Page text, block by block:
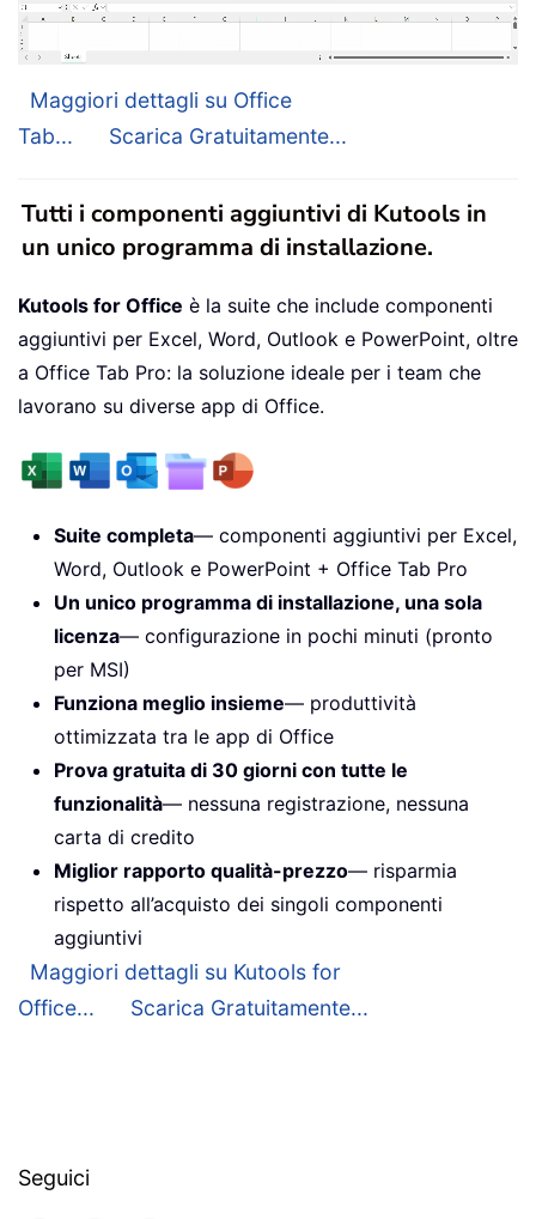
Maggiori dettagli su Office
Tab...
Scarica Gratuitamente...
Tutti i componenti aggiuntivi di Kutools in
un unico programma di installazione.
Kutools for Office è la suite che include componenti
aggiuntivi per Excel, Word, Outlook e PowerPoint, oltre
a Office Tab Pro: la soluzione ideale per i team che
lavorano su diverse app di Office.
Suite completa— componenti aggiuntivi per Excel,
Word, Outlook e PowerPoint + Office Tab Pro
Un unico programma di installazione, una sola
licenza— configurazione in pochi minuti (pronto
per MSI)
Funziona meglio insieme— produttività
ottimizzata tra le app di Office
Prova gratuita di 30 giorni con tutte le
funzionalità— nessuna registrazione, nessuna
carta di credito
Miglior rapporto qualità-prezzo— risparmia
rispetto all’acquisto dei singoli componenti
aggiuntivi
Maggiori dettagli su Kutools for
Office...
Scarica Gratuitamente...
Seguici